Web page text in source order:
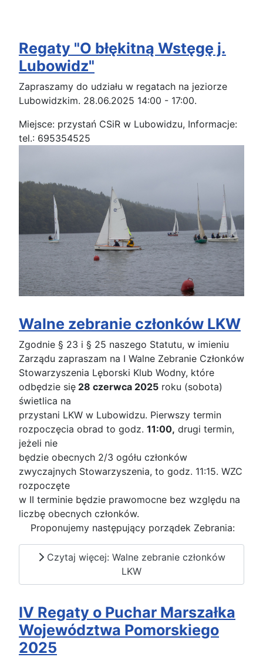
Regaty "O błękitną Wstęgę j.
Lubowidz"
Zapraszamy do udziału w regatach na jeziorze
Lubowidzkim. 28.06.2025 14:00 - 17:00.
Miejsce: przystań CSiR w Lubowidzu, Informacje:
tel.: 695354525
Walne zebranie członków LKW
Zgodnie § 23 i § 25 naszego Statutu, w imieniu
Zarządu zapraszam na I Walne Zebranie Członków
Stowarzyszenia Lęborski Klub Wodny, które
odbędzie się 28 czerwca 2025 roku (sobota)
świetlica na
przystani LKW w Lubowidzu. Pierwszy termin
rozpoczęcia obrad to godz. 11:00, drugi termin,
jeżeli nie
będzie obecnych 2/3 ogółu członków
zwyczajnych Stowarzyszenia, to godz. 11:15. WZC
rozpoczęte
w II terminie będzie prawomocne bez względu na
liczbę obecnych członków.
Proponujemy następujący porządek Zebrania:
Czytaj więcej: Walne zebranie członków
LKW
IV Regaty o Puchar Marszałka
Województwa Pomorskiego
2025